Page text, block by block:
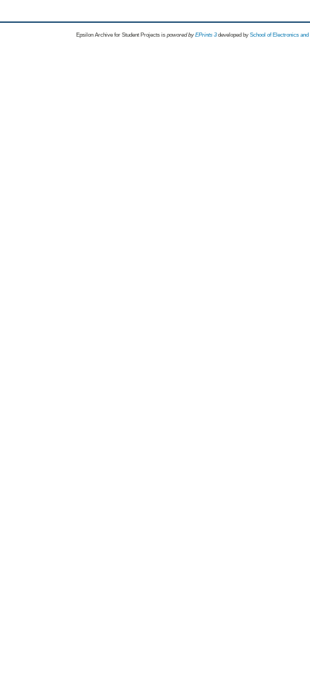
Epsilon Archive for Student Projects is powored byEPrints 3 developed by School of Electronics